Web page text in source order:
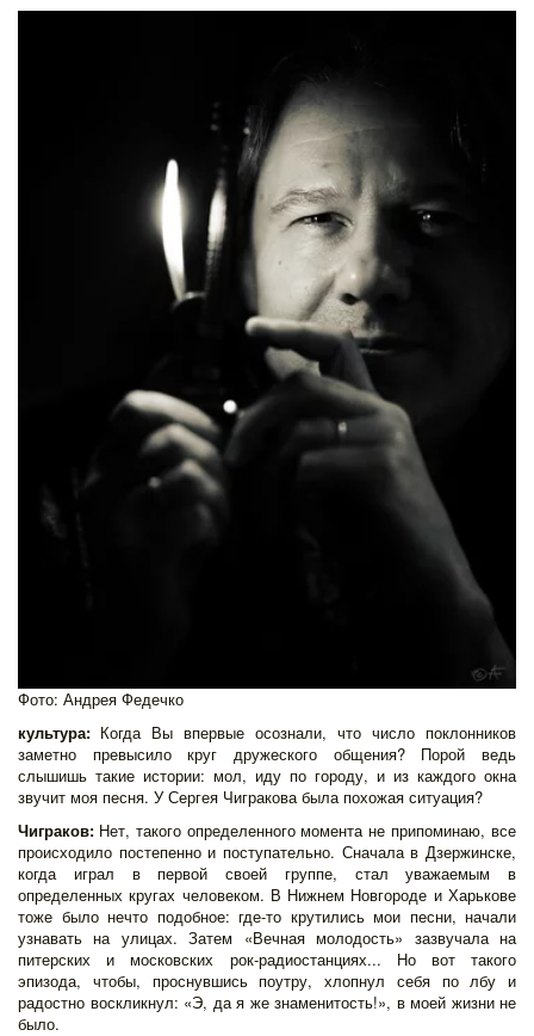
Фото: Андрея Федечко
культура:Когда Вы впервые осознали, что число поклонников
заметно превысило круг дружеского общения? Порой ведь
слышишь такие истории: мол, иду по городу, и из каждого окна
звучит моя песня. У Сергея Чигракова была похожая ситуация?
Чиграков:Нет, такого определенного момента не припоминаю, все
происходило постепенно и поступательно. Сначала в Дзержинске,
когда играл в первой своей группе, стал уважаемым в
определенных кругах человеком. В Нижнем Новгороде и Харькове
тоже было нечто подобное: где-то крутились мои песни, начали
узнавать на улицах. Затем «Вечная молодость» зазвучала на
питерских и московских рок-радиостанциях... Но вот такого
эпизода, чтобы, проснувшись поутру, хлопнул себя по лбу и
радостно воскликнул: «Э, да я же знаменитость!», в моей жизни не
было.